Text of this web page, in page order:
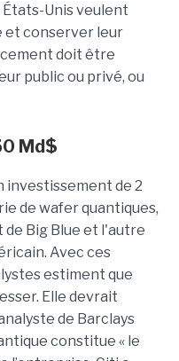
Unis veulent
et conserver leur
doit être
public ou privé, ou
Md$
investissement de 2
de wafer quantiques,
Big Blue et l'autre
Avec ces
estiment que
Elle devrait
de Barclays
constitue « le